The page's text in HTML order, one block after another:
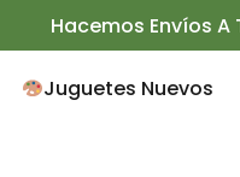
Hacemos Envíos A
Juguetes Nuevos